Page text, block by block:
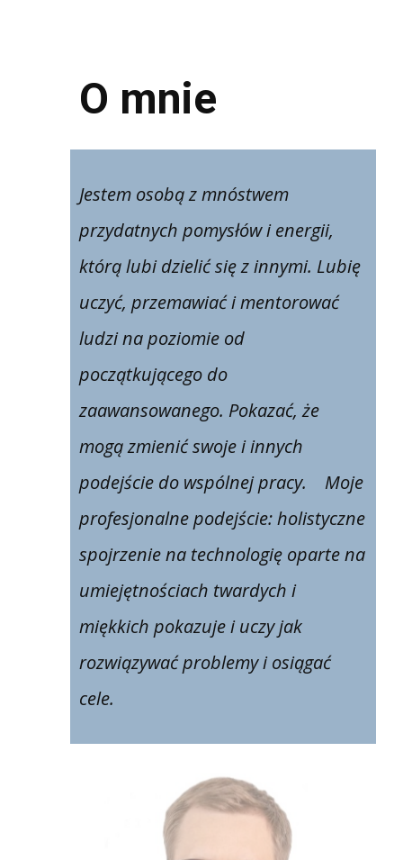
O mnie
Jestem osobą z mnóstwem
przydatnych pomysłów i energii,
którą lubi dzielić się z innymi. Lubię
uczyć, przemawiać i mentorować
ludzi na poziomie od
początkującego do
zaawansowanego. Pokazać, że
mogą zmienić swoje i innych
podejście do wspólnej pracy. Moje
profesjonalne podejście: holistyczne
spojrzenie na technologię oparte na
umiejętnościach twardych i
miękkich po​kazuje i uczy jak
rozwiązywać problemy i osiągać
cele.